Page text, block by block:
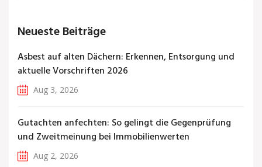
Neueste Beiträge
Asbest auf alten Dächern: Erkennen, Entsorgung und
aktuelle Vorschriften 2026
Aug 3, 2026
Gutachten anfechten: So gelingt die Gegenprüfung
und Zweitmeinung bei Immobilienwerten
Aug 2, 2026